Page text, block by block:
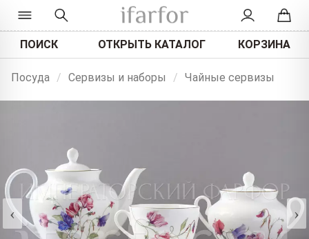
ПОИСК ОТКРЫТЬ КАТАЛОГ КОРЗИНА
Посуда / Сервизы и наборы / Чайные сервизы
‹ ›